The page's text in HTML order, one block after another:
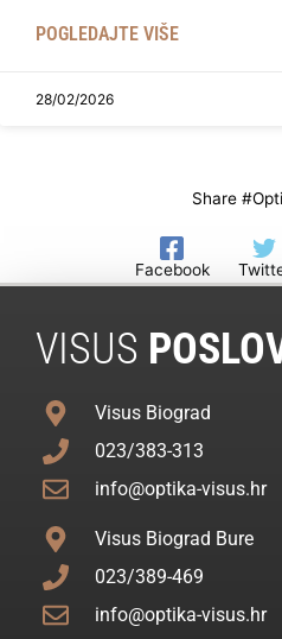
POGLEDAJTE VIŠE
28/02/2026
Share
Facebook
VISUS
Visus Biograd
023/383-313
info@optika-visus.hr
Visus Biograd Bure
023/389-469
info@optika-visus.hr